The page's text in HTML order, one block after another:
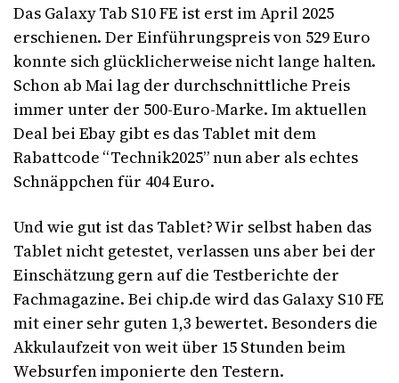
Das Galaxy Tab S10 FE ist erst im April 2025
erschienen. Der Einführungspreis von 529 Euro
konnte sich glücklicherweise nicht lange halten.
Schon ab Mai lag der durchschnittliche Preis
immer unter der 500-Euro-Marke. Im aktuellen
Deal bei Ebay gibt es das Tablet mit dem
Rabattcode “Technik2025” nun aber als echtes
Schnäppchen für 404 Euro.
Und wie gut ist das Tablet? Wir selbst haben das
Tablet nicht getestet, verlassen uns aber bei der
Einschätzung gern auf die Testberichte der
Fachmagazine. Bei chip.de wird das Galaxy S10 FE
mit einer sehr guten 1,3 bewertet. Besonders die
Akkulaufzeit von weit über 15 Stunden beim
Websurfen imponierte den Testern.